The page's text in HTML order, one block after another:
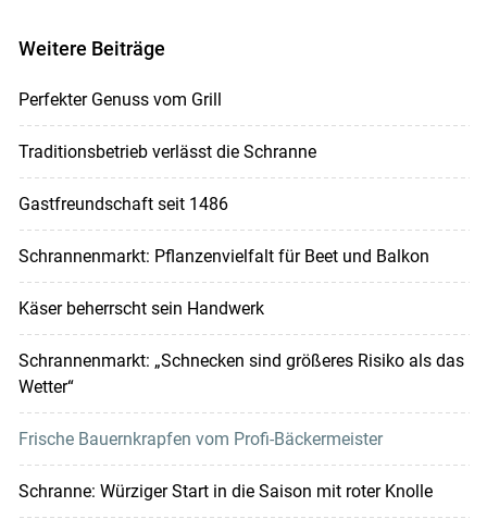
Weitere Beiträge
Perfekter Genuss vom Grill
Traditionsbetrieb verlässt die Schranne
Gastfreundschaft seit 1486
Schrannenmarkt: Pflanzenvielfalt für Beet und Balkon
Käser beherrscht sein Handwerk
Schrannenmarkt: „Schnecken sind größeres Risiko als das
Wetter“
Frische Bauernkrapfen vom Profi-Bäckermeister
Schranne: Würziger Start in die Saison mit roter Knolle